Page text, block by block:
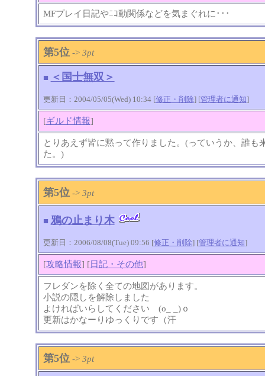
MFプレイ日記やﾆｺ動関係などを気まぐれに･･･
第5位 -> 3pt
■ ＜国士無双＞
更新日：2004/05/05(Wed) 10:34 [修正・削除] [管理者に通知]
[ギルド情報]
とりあえず皆に黙って作りました。(っていうか、誰も
た。)
第5位 -> 3pt
■ 鴉の止まり木
更新日：2006/08/08(Tue) 09:56 [修正・削除] [管理者に通知]
[攻略情報] [日記・その他]
フレダンを除く全ての地図があります。
小説の隠しを解除しました
よければいらしてください (o_ _)ｏ
更新はかなーりゆっくりです（汗
第5位 -> 3pt